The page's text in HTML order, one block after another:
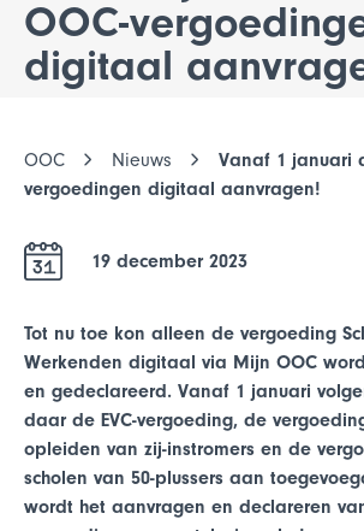
OOC-
digitaal
OOC Nieuws
Vanaf 1 januari
vergoedingen digitaal aanvragen!
19 december 2023
Tot nu toe kon alleen de vergoeding
Werkenden digitaal via Mijn OOC
en gedeclareerd. Vanaf 1 januari
daar de EVC-vergoeding, de
opleiden van zij-instromers en de
scholen van 50-plussers aan
wordt het aanvragen en declareren